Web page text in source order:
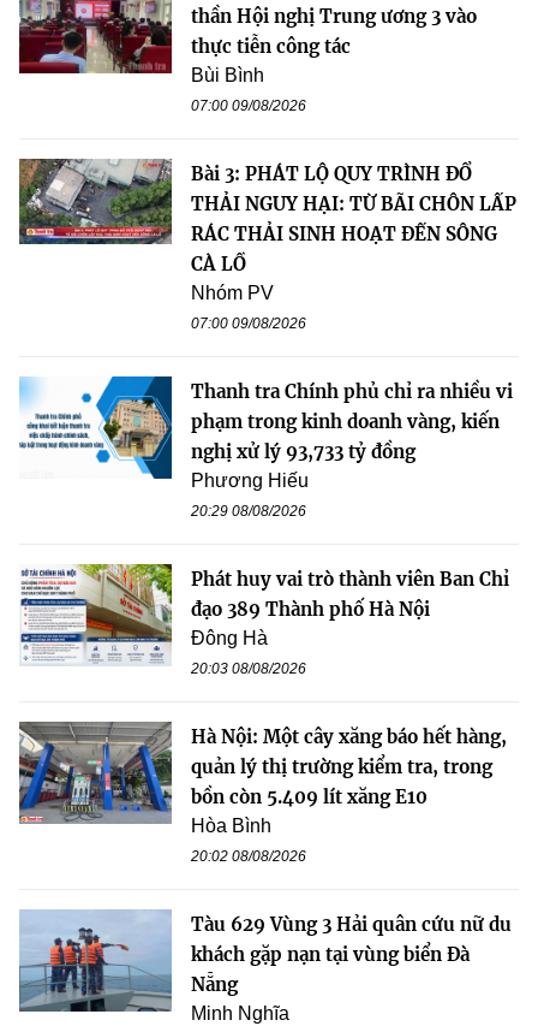
thần Hội nghị Trung ương 3 vào
thực tiễn công tác
Bùi Bình
07:00 09/08/2026
Bài 3: PHÁT LỘ QUY TRÌNH ĐỔ
THẢI NGUY HẠI: TỪ BÃI CHÔN LẤP
RÁC THẢI SINH HOẠT ĐẾN SÔNG
CÀ LỒ
Nhóm PV
07:00 09/08/2026
Thanh tra Chính phủ chỉ ra nhiều vi
phạm trong kinh doanh vàng, kiến
nghị xử lý 93,733 tỷ đồng
Phương Hiếu
20:29 08/08/2026
Phát huy vai trò thành viên Ban Chỉ
đạo 389 Thành phố Hà Nội
Đông Hà
20:03 08/08/2026
Hà Nội: Một cây xăng báo hết hàng,
quản lý thị trường kiểm tra, trong
bồn còn 5.409 lít xăng E10
Hòa Bình
20:02 08/08/2026
Tàu 629 Vùng 3 Hải quân cứu nữ du
khách gặp nạn tại vùng biển Đà
Nẵng
Minh Nghĩa